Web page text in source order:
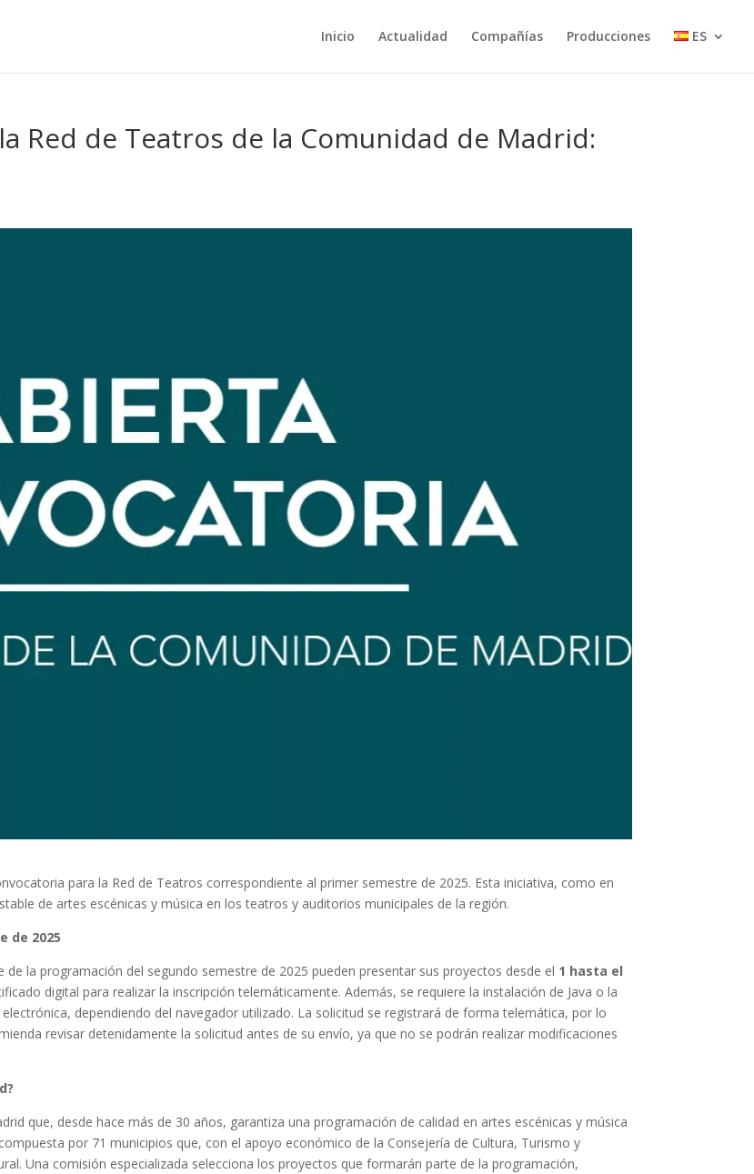
Inicio Actualidad Compañías Producciones ES
Red de Teatros de la Comunidad de Madrid:
para la Red de Teatros correspondiente al primer semestre de 2025. Esta iniciativa, como en
de artes escénicas y música en los teatros y auditorios municipales de la región.
de 2025
la programación del segundo semestre de 2025 pueden presentar sus proyectos desde el 1 hasta el
digital para realizar la inscripción telemáticamente. Además, se requiere la instalación de Java o la
dependiendo del navegador utilizado. La solicitud se registrará de forma telemática, por lo
revisar detenidamente la solicitud antes de su envío, ya que no se podrán realizar modificaciones
que, desde hace más de 30 años, garantiza una programación de calidad en artes escénicas y música
por 71 municipios que, con el apoyo económico de la Consejería de Cultura, Turismo y
Una comisión especializada selecciona los proyectos que formarán parte de la programación,